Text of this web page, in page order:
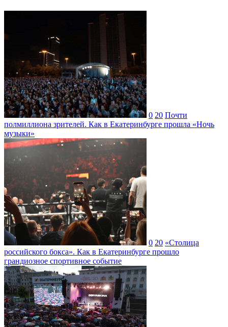
0 20 Почти
полмиллиона зрителей. Как в Екатеринбурге прошла «Ночь
музыки»
0 20 «Столица
российского бокса». Как в Екатеринбурге прошло
грандиозное спортивное событие